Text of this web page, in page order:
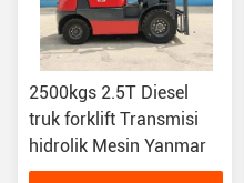
2500kgs 2.5T Diesel
truk forklift Transmisi
hidrolik Mesin Yanmar